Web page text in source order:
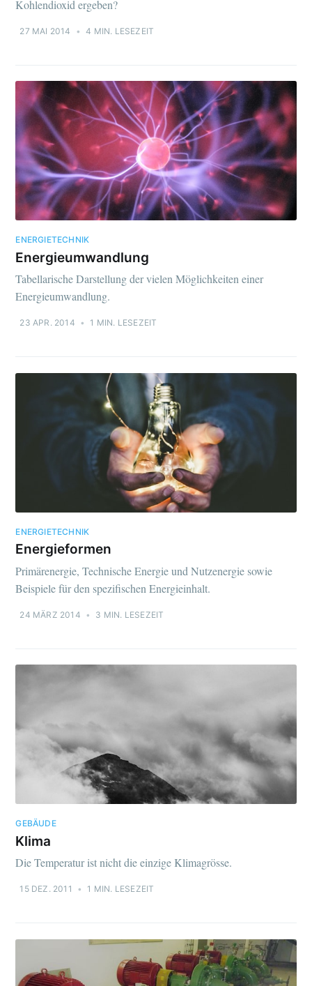
Kohlendioxid ergeben?
27 MAI 2014 • 4 MIN. LESEZEIT
ENERGIETECHNIK
Energieumwandlung
Tabellarische Darstellung der vielen Möglichkeiten einer
Energieumwandlung.
23 APR. 2014 • 1 MIN. LESEZEIT
ENERGIETECHNIK
Energieformen
Primärenergie, Technische Energie und Nutzenergie sowie
Beispiele für den spezifischen Energieinhalt.
24 MÄRZ 2014 • 3 MIN. LESEZEIT
GEBÄUDE
Klima
Die Temperatur ist nicht die einzige Klimagrösse.
15 DEZ. 2011 • 1 MIN. LESEZEIT